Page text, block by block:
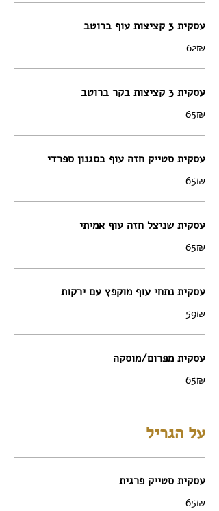
עסקית 3 קציצות עוף ברוטב
‏62 ‏₪
עסקית 3 קציצות בקר ברוטב
‏65 ‏₪
עסקית סטייק חזה עוף בסגנון ספרדי
‏65 ‏₪
עסקית שניצל חזה עוף אמיתי
‏65 ‏₪
עסקית נתחי עוף מוקפץ עם ירקות
‏59 ‏₪
עסקית מפרום/מוסקה
‏65 ‏₪
על הגריל
עסקית סטייק פרגית
‏65 ‏₪